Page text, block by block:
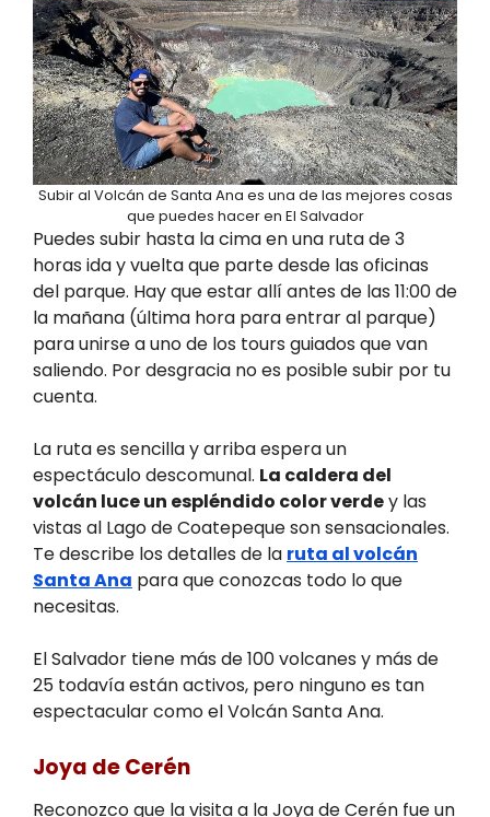
Subir al Volcán de Santa Ana es una de las mejores cosas
que puedes hacer en El Salvador
Puedes subir hasta la cima en una ruta de 3
horas ida y vuelta que parte desde las oficinas
del parque. Hay que estar allí antes de las 11:00 de
la mañana (última hora para entrar al parque)
para unirse a uno de los tours guiados que van
saliendo. Por desgracia no es posible subir por tu
cuenta.
La ruta es sencilla y arriba espera un
espectáculo descomunal. La caldera del
volcán luce un espléndido color verdey las
vistas al Lago de Coatepeque son sensacionales.
Te describe los detalles de la ruta al volcán
Santa Ana para que conozcas todo lo que
necesitas.
El Salvador tiene más de 100 volcanes y más de
25 todavía están activos, pero ninguno es tan
espectacular como el Volcán Santa Ana.
Joya de Cerén
Reconozco que la visita a la Joya de Cerén fue un